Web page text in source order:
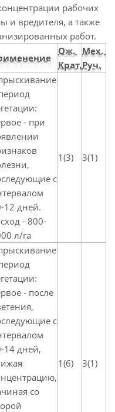
рабочих
и вредителя, а также
работ.
Ож.
Крат.
Мех.
Руч.
- при
с
12 дней.
- 800-
л/га
1(3) 3(1)
- после
с
14 дней,
со
1(6) 3(1)